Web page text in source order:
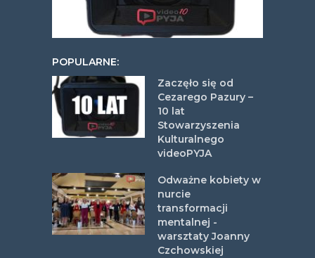
POPULARNE:
Zaczęło się od
Cezarego Pazury –
10 lat
Stowarzyszenia
Kulturalnego
videoPYJA
Odważne kobiety w
nurcie
transformacji
mentalnej -
warsztaty Joanny
Czchowskiej